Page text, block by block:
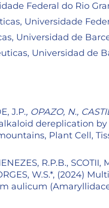
Federal do Rio
Universidade
Universidad de
Universidad de
J.P., OPAZO, N.,
dereplication by
Plant Cell,
R.P.B.,
W.S.*, (2024)
aulicum